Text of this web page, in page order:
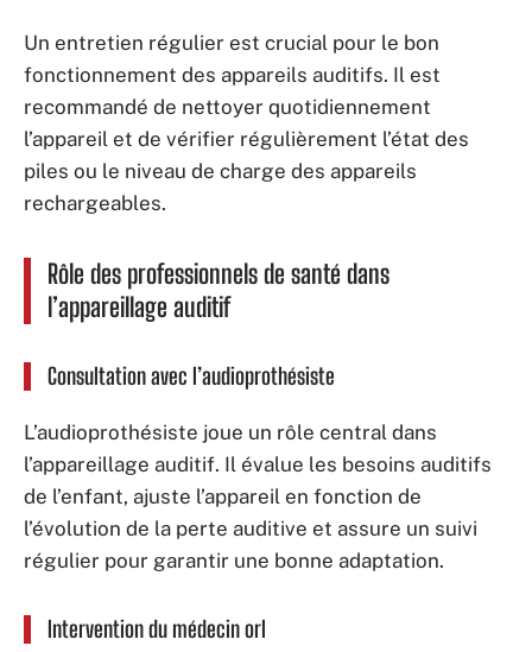
Un entretien régulier est crucial pour le bon
fonctionnement des appareils auditifs. Il est
recommandé de nettoyer quotidiennement
l’appareil et de vérifier régulièrement l’état des
piles ou le niveau de charge des appareils
rechargeables.
Rôle des professionnels de santé dans
l’appareillage auditif
Consultation avec l’audioprothésiste
L’audioprothésiste joue un rôle central dans
l’appareillage auditif. Il évalue les besoins auditifs
de l’enfant, ajuste l’appareil en fonction de
l’évolution de la perte auditive et assure un suivi
régulier pour garantir une bonne adaptation.
Intervention du médecin orl